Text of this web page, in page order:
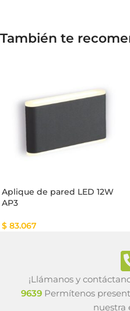
También te
Aplique de pared LED 12W
AP3
$ 83.067
¡Llámanos y
9639Permítenos
nuestra